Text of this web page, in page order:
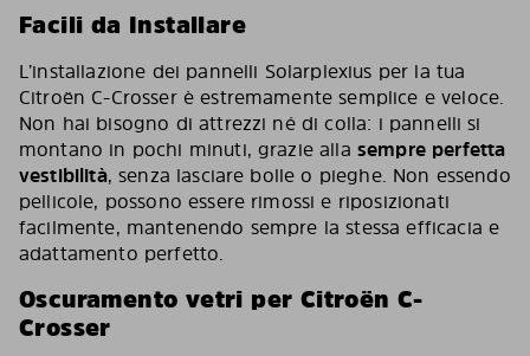
Facili da Installare
L’installazione dei pannelli Solarplexius per la tua
Citroën C-Crosser è estremamente semplice e veloce.
Non hai bisogno di attrezzi né di colla: i pannelli si
montano in pochi minuti, grazie alla sempre perfetta
vestibilità, senza lasciare bolle o pieghe. Non essendo
pellicole, possono essere rimossi e riposizionati
facilmente, mantenendo sempre la stessa efficacia e
adattamento perfetto.
Oscuramento vetri per Citroën C-
Crosser